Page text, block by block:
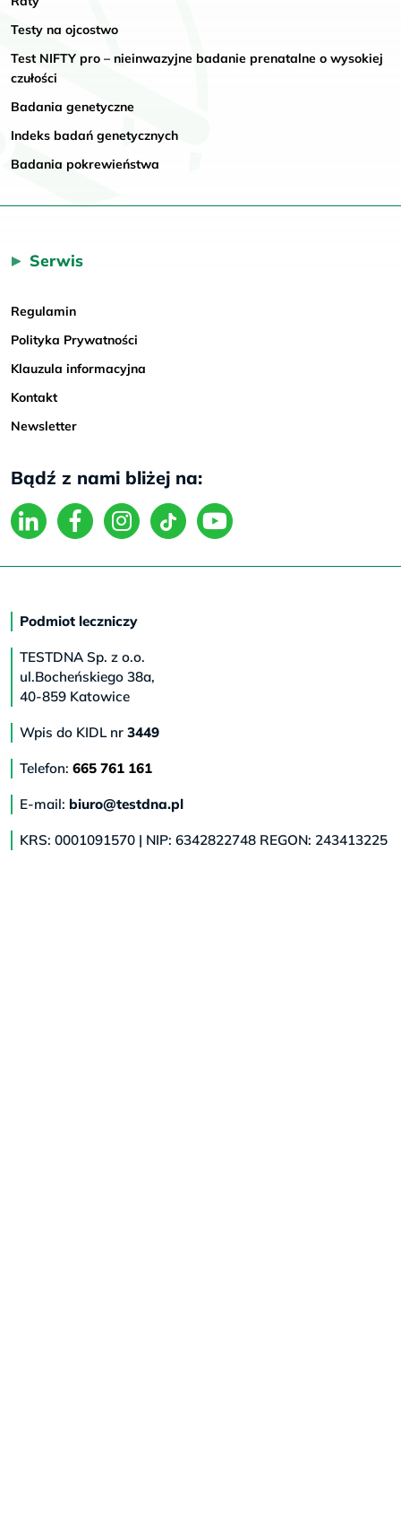
Testy na ojcostwo
Test NIFTY pro – nieinwazyjne badanie prenatalne o wysokiej
czułości
Badania genetyczne
Indeks badań genetycznych
Badania pokrewieństwa
Serwis
Regulamin
Polityka Prywatności
Klauzula informacyjna
Kontakt
Newsletter
Bądź z nami bliżej na:
Podmiot leczniczy
TESTDNA Sp. z o.o.
ul.Bocheńskiego 38a,
40-859 Katowice
Wpis do KIDL nr 3449
Telefon: 665 761 161
E-mail: biuro@testdna.pl
KRS: 0001091570 | NIP: 6342822748 REGON: 243413225